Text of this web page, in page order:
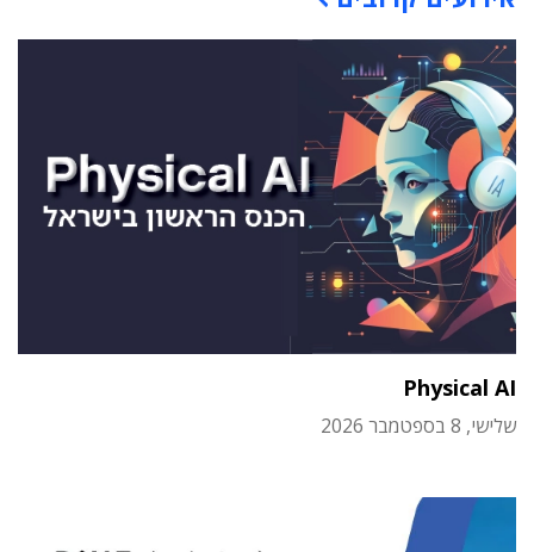
Physical AI
שלישי, 8 בספטמבר 2026